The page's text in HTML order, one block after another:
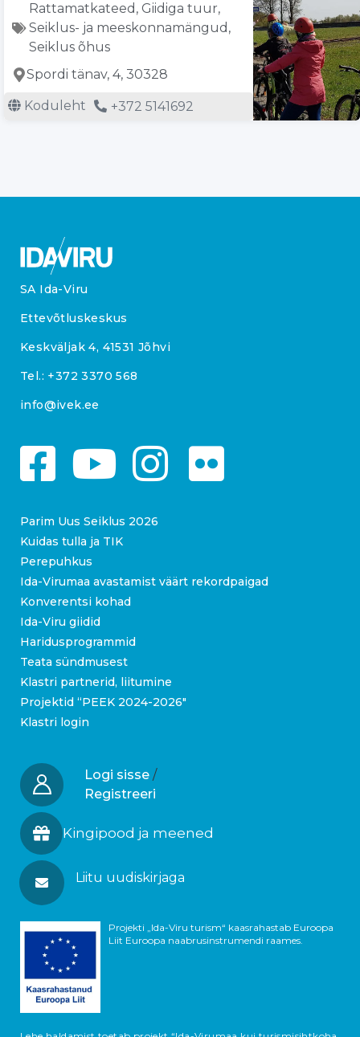
Rattamatkateed , Giidiga tuur,
Seiklus- ja meeskonnamängud ,
Seiklus õhus
Spordi tänav, 4, 30328
Koduleht +372 5141692
SA Ida-Viru
Ettevõtluskeskus
Keskväljak 4, 41531 Jõhvi
Tel.: +372 3370 568
info@ivek.ee
Parim Uus Seiklus 2026
Kuidas tulla ja TIK
Perepuhkus
Ida-Virumaa avastamist väärt rekordpaigad
Konverentsi kohad
Ida-Viru giidid
Haridusprogrammid
Teata sündmusest
Klastri partnerid, liitumine
Projektid “PEEK 2024-2026″
Klastri login
Logi sisse /
Registreeri
Kingipood ja meened
Liitu uudiskirjaga
Projekti „Ida-Viru turism“ kaasrahastab Euroopa
Liit Euroopa naabrusinstrumendi raames.